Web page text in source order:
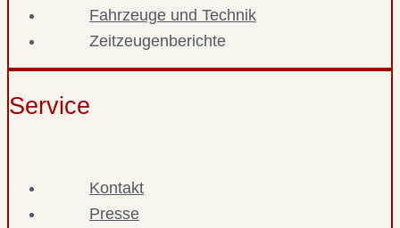
Fahrzeuge und Technik
Zeitzeugenberichte
Service
Kontakt
Presse